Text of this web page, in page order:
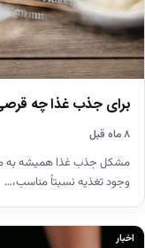
برای جذب غذا چه
۸ ماه قبل
مشکل جذب غذا همیشه به
وجود تغذیه نسبتاً مناسب،…
اخبار